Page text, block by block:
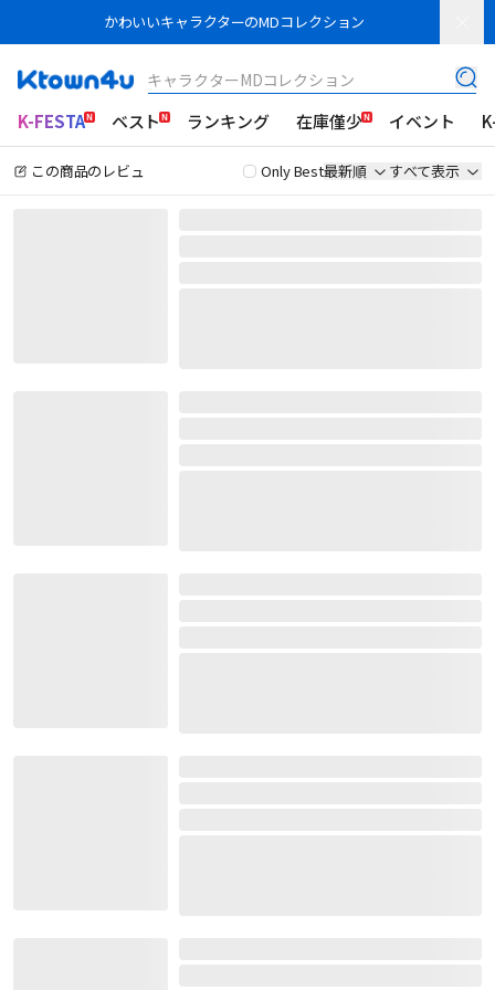
かわいいキャラクターのMDコレクション
キャラクターMDコレクション
K-FESTA ベスト ランキング 在庫僅少 イベント
この商品のレビュ Only Best最新順 すべて表示